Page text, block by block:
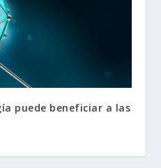
puede beneficiar a las